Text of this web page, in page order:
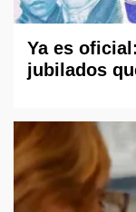
Ya es
jubilados